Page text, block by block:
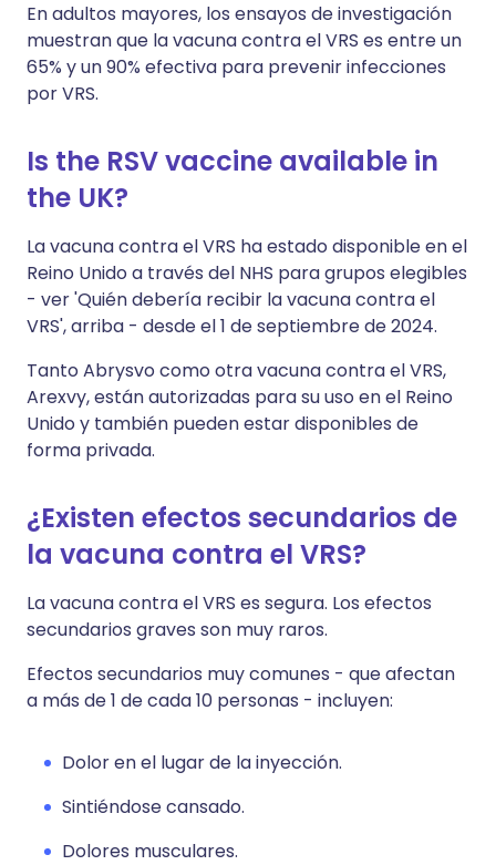
En adultos mayores, los ensayos de investigación
muestran que la vacuna contra el VRS es entre un
65% y un 90% efectiva para prevenir infecciones
por VRS.
Is the RSV vaccine available in
the UK?
La vacuna contra el VRS ha estado disponible en el
Reino Unido a través del NHS para grupos elegibles
- ver 'Quién debería recibir la vacuna contra el
VRS', arriba - desde el 1 de septiembre de 2024.
Tanto Abrysvo como otra vacuna contra el VRS,
Arexvy, están autorizadas para su uso en el Reino
Unido y también pueden estar disponibles de
forma privada.
¿Existen efectos secundarios de
la vacuna contra el VRS?
La vacuna contra el VRS es segura. Los efectos
secundarios graves son muy raros.
Efectos secundarios muy comunes - que afectan
a más de 1 de cada 10 personas - incluyen:
Dolor en el lugar de la inyección.
Sintiéndose cansado.
Dolores musculares.